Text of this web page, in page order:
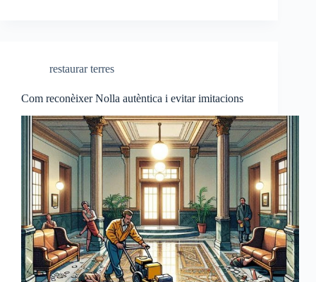
restaurar terres
Com reconèixer Nolla autèntica i evitar imitacions